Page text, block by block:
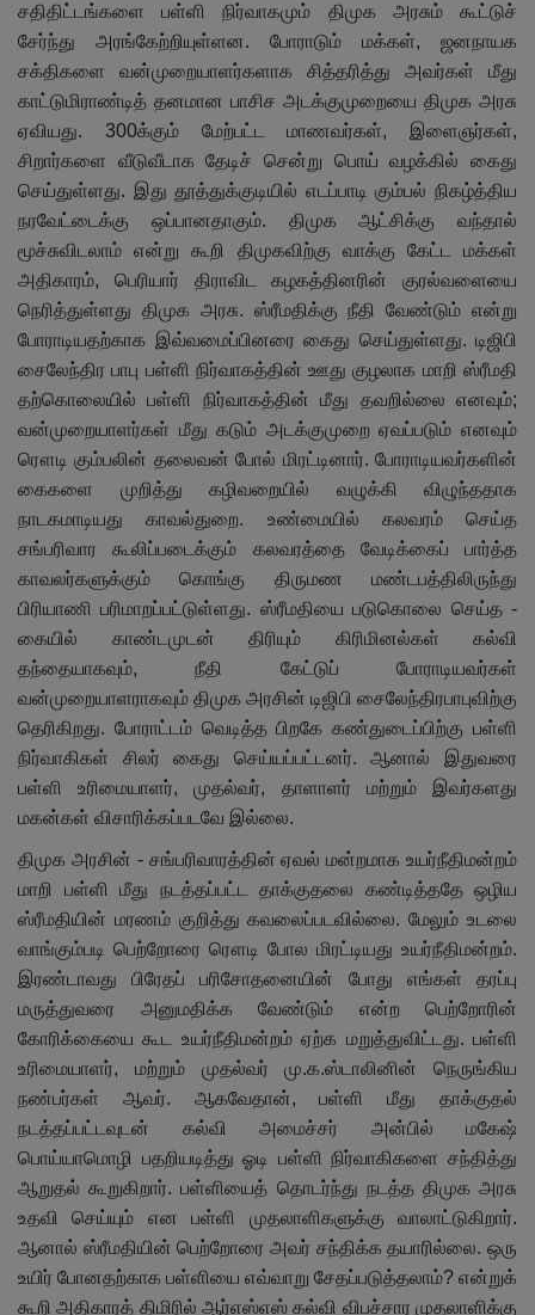
சதிதிட்டங்களை பள்ளி நிர்வாகமும் திமுக அரசும் கூட்டுச்
சேர்ந்து அரங்கேற்றியுள்ளன. போராடும் மக்கள், ஜனநாயக
சக்திகளை வன்முறையாளர்களாக சித்தரித்து அவர்கள் மீது
காட்டுமிராண்டித் தனமான பாசிச அடக்குமுறையை திமுக அரசு
ஏவியது. 300க்கும் மேற்பட்ட மாணவர்கள், இளைஞர்கள்,
சிறார்களை வீடுவீடாக தேடிச் சென்று பொய் வழக்கில் கைது
செய்துள்ளது. இது தூத்துக்குடியில் எடப்பாடி கும்பல் நிகழ்த்திய
நரவேட்டைக்கு ஒப்பானதாகும். திமுக ஆட்சிக்கு வந்தால்
மூச்சுவிடலாம் என்று கூறி திமுகவிற்கு வாக்கு கேட்ட மக்கள்
அதிகாரம், பெரியார் திராவிட கழகத்தினரின் குரல்வளையை
நெரித்துள்ளது திமுக அரசு. ஸ்ரீமதிக்கு நீதி வேண்டும் என்று
போராடியதற்காக இவ்வமைப்பினரை கைது செய்துள்ளது. டிஜிபி
சைலேந்திர பாபு பள்ளி நிர்வாகத்தின் ஊது குழலாக மாறி ஸ்ரீமதி
தற்கொலையில் பள்ளி நிர்வாகத்தின் மீது தவறில்லை எனவும்;
வன்முறையாளர்கள் மீது கடும் அடக்குமுறை ஏவப்படும் எனவும்
ரௌடி கும்பலின் தலைவன் போல் மிரட்டினார். போராடியவர்களின்
கைகளை முறித்து கழிவறையில் வழுக்கி விழுந்ததாக
நாடகமாடியது காவல்துறை. உண்மையில் கலவரம் செய்த
சங்பரிவார கூலிப்படைக்கும் கலவரத்தை வேடிக்கைப் பார்த்த
காவலர்களுக்கும் கொங்கு திருமண மண்டபத்திலிருந்து
பிரியாணி பரிமாறப்பட்டுள்ளது. ஸ்ரீமதியை படுகொலை செய்த -
கையில் காண்டமுடன் திரியும் கிரிமினல்கள் கல்வி
தந்தையாகவும்,நீதி கேட்டுப் போராடியவர்கள்
வன்முறையாளராகவும் திமுக அரசின் டிஜிபி சைலேந்திரபாபுவிற்கு
தெரிகிறது. போராட்டம் வெடித்த பிறகே கண்துடைப்பிற்கு பள்ளி
நிர்வாகிகள் சிலர் கைது செய்யப்பட்டனர். ஆனால் இதுவரை
பள்ளி உரிமையாளர்,முதல்வர், தாளாளர் மற்றும் இவர்களது
மகன்கள் விசாரிக்கப்படவே இல்லை.
திமுக அரசின் - சங்பரிவாரத்தின் ஏவல் மன்றமாக உயர்நீதிமன்றம்
மாறி பள்ளி மீது நடத்தப்பட்ட தாக்குதலை கண்டித்ததே ஒழிய
ஸ்ரீமதியின் மரணம் குறித்து கவலைப்படவில்லை. மேலும் உடலை
வாங்கும்படி பெற்றோரை ரௌடி போல மிரட்டியது உயர்நீதிமன்றம்.
இரண்டாவது பிரேதப் பரிசோதனையின் போது எங்கள் தரப்பு
மருத்துவரை அனுமதிக்க வேண்டும் என்ற பெற்றோரின்
கோரிக்கையை கூட உயர்நீதிமன்றம் ஏற்க மறுத்துவிட்டது. பள்ளி
உரிமையாளர், மற்றும் முதல்வர் மு.க.ஸ்டாலினின் நெருங்கிய
நண்பர்கள் ஆவர். ஆகவேதான்,பள்ளி மீது தாக்குதல்
நடத்தப்பட்டவுடன் கல்வி அமைச்சர் அன்பில் மகேஷ்
பொய்யாமொழி பதறியடித்து ஓடி பள்ளி நிர்வாகிகளை சந்தித்து
ஆறுதல் கூறுகிறார். பள்ளியைத் தொடர்ந்து நடத்த திமுக அரசு
உதவி செய்யும் என பள்ளி முதலாளிகளுக்கு வாலாட்டுகிறார்.
ஆனால் ஸ்ரீமதியின் பெற்றோரை அவர் சந்திக்க தயாரில்லை. ஒரு
உயிர் போனதற்காக பள்ளியை எவ்வாறு சேதப்படுத்தலாம்? என்றுக்
கூறி அதிகாரத் திமிரில் ஆர்எஸ்எஸ் கல்வி விபச்சார முதலாளிக்கு